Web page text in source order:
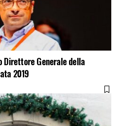
Generale della
2019